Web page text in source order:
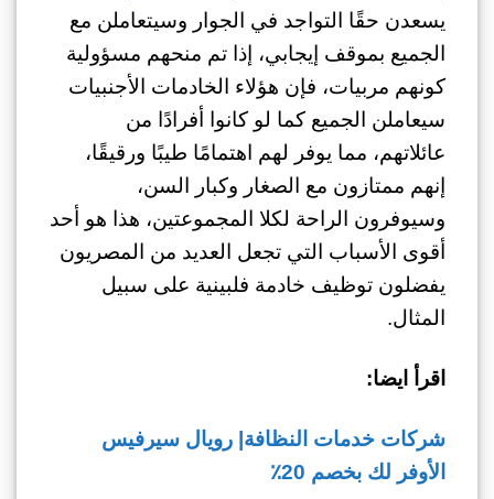
يسعدن حقًا التواجد في الجوار وسيتعاملن مع
الجميع بموقف إيجابي، إذا تم منحهم مسؤولية
كونهم مربيات، فإن هؤلاء الخادمات الأجنبيات
سيعاملن الجميع كما لو كانوا أفرادًا من
عائلاتهم، مما يوفر لهم اهتمامًا طيبًا ورقيقًا،
إنهم ممتازون مع الصغار وكبار السن،
وسيوفرون الراحة لكلا المجموعتين، هذا هو أحد
أقوى الأسباب التي تجعل العديد من المصريون
يفضلون توظيف خادمة فلبينية على سبيل
المثال.
اقرأ ايضا:
شركات خدمات النظافة| رويال سيرفيس
الأوفر لك بخصم 20٪